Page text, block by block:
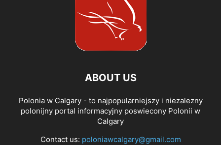
ABOUT US
Polonia w Calgary - to najpopularniejszy i niezalezny
polonijny portal informacyjny poswiecony Polonii w
Calgary
Contact us: poloniawcalgary@gmail.com